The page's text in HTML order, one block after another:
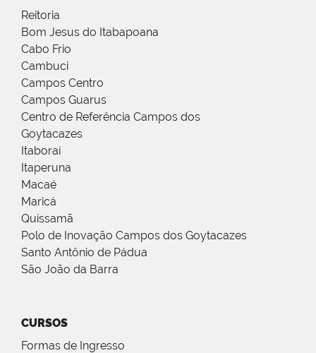
Reitoria
Bom Jesus do Itabapoana
Cabo Frio
Cambuci
Campos Centro
Campos Guarus
Centro de Referência Campos dos
Goytacazes
Itaboraí
Itaperuna
Macaé
Maricá
Quissamã
Polo de Inovação Campos dos Goytacazes
Santo Antônio de Pádua
São João da Barra
CURSOS
Formas de Ingresso